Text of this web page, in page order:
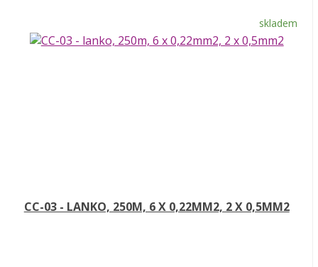
skladem
CC-03 - LANKO, 250M, 6 X 0,22MM2, 2 X 0,5MM2